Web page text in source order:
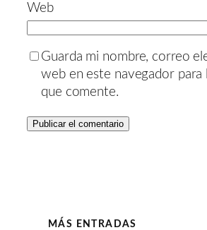
Web
Guarda mi nombre, correo
web en este navegador para
que comente.
MÁS ENTRADAS